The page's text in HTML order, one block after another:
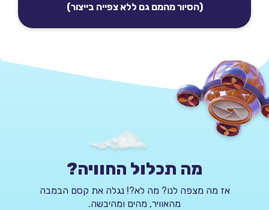
(הסיור מהמם גם ללא צפייה בייצור)
מה תכלול החוויה?
אז מה מצפה לנו? מה לא?! נגלה את קסם הבמבה
מהאוויר, מהים ומהיבשה.